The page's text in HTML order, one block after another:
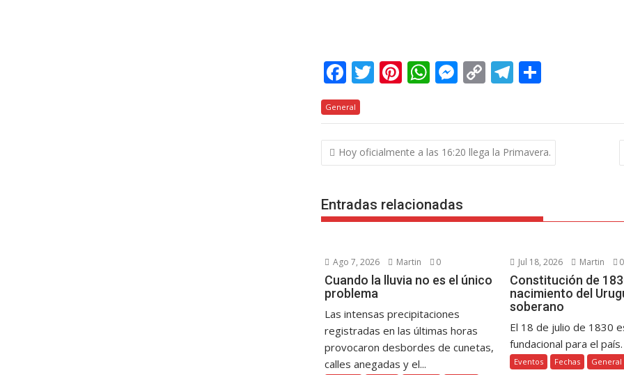
F
ac
e
b
o
k
T
itt
er
Pi
er
e
st
W
at
s
A
p
M
ss
e
n
er
C
p
y
Li
T
e
gr
a
m
p
ar
General
Navegación
de
Hoy oficialmente a las 16:20 llega la Primavera.
Entradas relacionadas
Ago 7, 2026 Martin 0
Cuando la lluvia no es el único
problema
Las intensas precipitaciones
registradas en las últimas horas
provocaron desbordes de cunetas,
calles anegadas y el...
Jul 18, 2026 Martin 0
Constitución de
nacimiento del
soberano
El 18 de julio de 1830
fundacional para el
Eventos Fechas General